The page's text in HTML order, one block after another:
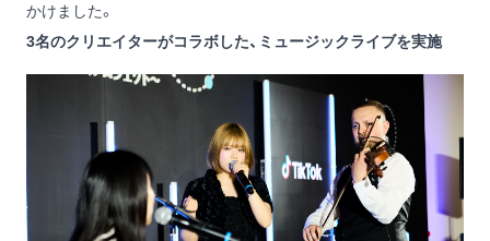
かけました。
3名のクリエイターがコラボした、ミュージックライブを実施